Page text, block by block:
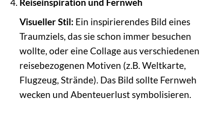
Reiseinspiration und Fernweh
Visueller Stil: Ein inspirierendes Bild eines
Traumziels, das sie schon immer besuchen
wollte, oder eine Collage aus verschiedenen
reisebezogenen Motiven (z.B. Weltkarte,
Flugzeug, Strände). Das Bild sollte Fernweh
wecken und Abenteuerlust symbolisieren.